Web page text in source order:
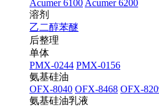
Acumer 6100 Acumer 6200
溶剂
乙二醇苯醚
后整理
单体
PMX-0244 PMX-0156
氨基硅油
OFX-8040 OFX-8468 OFX-
氨基硅油乳液